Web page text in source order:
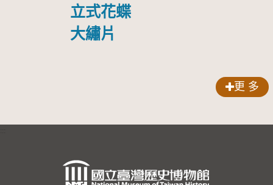
立式花蝶
大繡片
更 多